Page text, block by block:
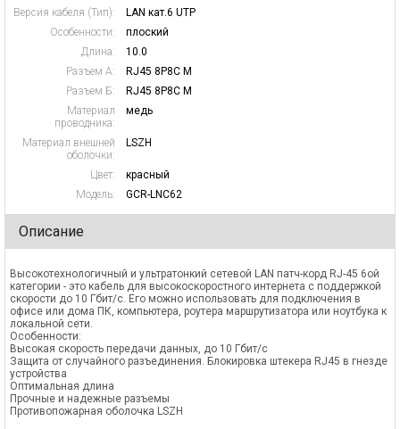
Версия кабеля (Тип):
LAN кат.6 UTP
Особенности:
плоский
Длина:
10.0
Разъем А:
RJ45 8P8C M
Разъем Б:
RJ45 8P8C M
Материал
проводника:
медь
Материал внешней
оболочки:
LSZH
Цвет:
красный
Модель:
GCR-LNC62
Описание
Высокотехнологичный и ультратонкий сетевой LAN патч-корд RJ-45 6ой
категории - это кабель для высокоскоростного интернета с поддержкой
скорости до 10 Гбит/с. Его можно использовать для подключения в
офисе или дома ПК, компьютера, роутера маршрутизатора или ноутбука к
локальной сети.
Особенности:
Высокая скорость передачи данных, до 10 Гбит/с
Защита от случайного разъединения. Блокировка штекера RJ45 в гнезде
устройства
Оптимальная длина
Прочные и надежные разъемы
Противопожарная оболочка LSZH